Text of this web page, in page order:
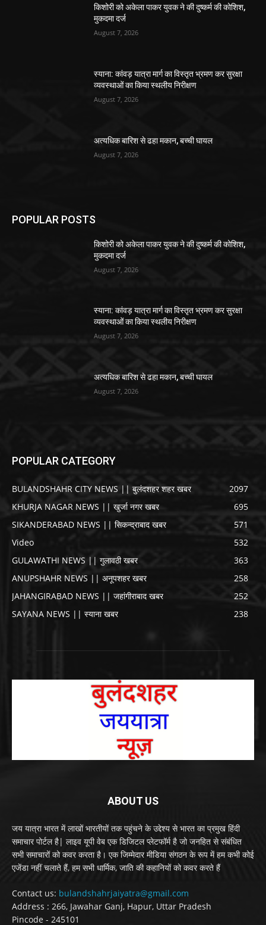
किशोरी को अकेला पाकर युवक ने की दुष्कर्म की कोशिश,
मुकदमा दर्ज
August 7, 2026
स्याना: कांवड़ यात्रा मार्ग का विस्तृत भ्रमण कर सुरक्षा
व्यवस्थाओं का किया स्थलीय निरीक्षण
August 7, 2026
अत्यधिक बारिश से ढहा मकान, बच्ची घायल
August 7, 2026
POPULAR POSTS
किशोरी को अकेला पाकर युवक ने की दुष्कर्म की कोशिश,
मुकदमा दर्ज
August 7, 2026
स्याना: कांवड़ यात्रा मार्ग का विस्तृत भ्रमण कर सुरक्षा
व्यवस्थाओं का किया स्थलीय निरीक्षण
August 7, 2026
अत्यधिक बारिश से ढहा मकान, बच्ची घायल
August 7, 2026
POPULAR CATEGORY
BULANDSHAHR CITY NEWS || बुलंदशहर शहर खबर
2097
KHURJA NAGAR NEWS || खुर्जा नगर खबर
695
SIKANDERABAD NEWS || सिकन्द्राबाद खबर
571
Video
532
GULAWATHI NEWS || गुलावठी खबर
363
ANUPSHAHR NEWS || अनूपशहर खबर
258
JAHANGIRABAD NEWS || जहांगीराबाद खबर
252
SAYANA NEWS || स्याना खबर
238
ABOUT US
जय यात्रा भारत में लाखों भारतीयों तक पहुंचने के उद्देश्य से भारत का प्रमुख हिंदी
समाचार पोर्टल है| लाइव यूपी वेब एक डिजिटल प्लेटफॉर्म है जो जनहित से संबंधित
सभी समाचारों को कवर करता है। एक जिम्मेदार मीडिया संगठन के रूप में हम कभी कोई
एजेंडा नहीं चलाते हैं, हम सभी धार्मिक, जाति की कहानियों को कवर करते हैं
Contact us: bulandshahrjaiyatra@gmail.com
Address : 266, Jawahar Ganj, Hapur, Uttar Pradesh
Pincode - 245101